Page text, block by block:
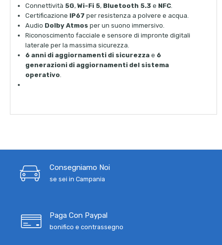
Connettività 5G, Wi-Fi 5, Bluetooth 5.3 e NFC
Certificazione IP67 per resistenza a polvere e acqua.
Audio Dolby Atmos per un suono immersivo.
Riconoscimento facciale e sensore di impronte digitali
laterale per la massima sicurezza.
6 anni di aggiornamenti di sicurezza e 6
generazioni di aggiornamenti del sistema
operativo
Consegniamo Noi
se sei in Campania
Paga Con Paypal
bonifico e contrassegno